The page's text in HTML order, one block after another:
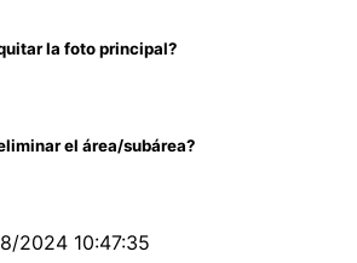
la foto principal?
el área/subárea?
2024 10:47:35